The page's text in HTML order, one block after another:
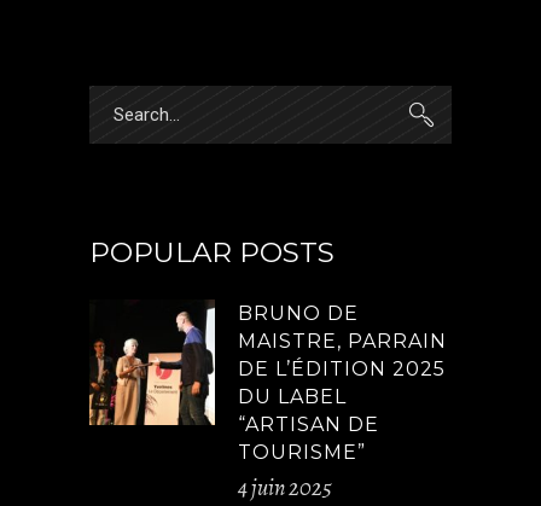
POPULAR POSTS
BRUNO DE
MAISTRE, PARRAIN
DE L’ÉDITION 2025
DU LABEL
“ARTISAN DE
TOURISME”
4 juin 2025